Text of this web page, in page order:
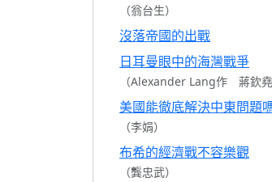
（翁台生）
沒落帝國的出戰
日耳曼眼中的海灣戰爭
（Alexander Lang作 蔣欽堯
美國能徹底解決中東問題
（李娟）
布希的經濟戰不容樂觀
（龔忠武）